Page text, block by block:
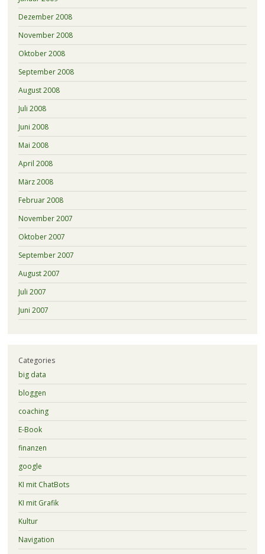
Dezember 2008
November 2008
Oktober 2008
September 2008
August 2008
Juli 2008
Juni 2008
Mai 2008
April 2008
März 2008
Februar 2008
November 2007
Oktober 2007
September 2007
August 2007
Juli 2007
Juni 2007
Categories
big data
bloggen
coaching
E-Book
finanzen
google
KI mit ChatBots
KI mit Grafik
Kultur
Navigation